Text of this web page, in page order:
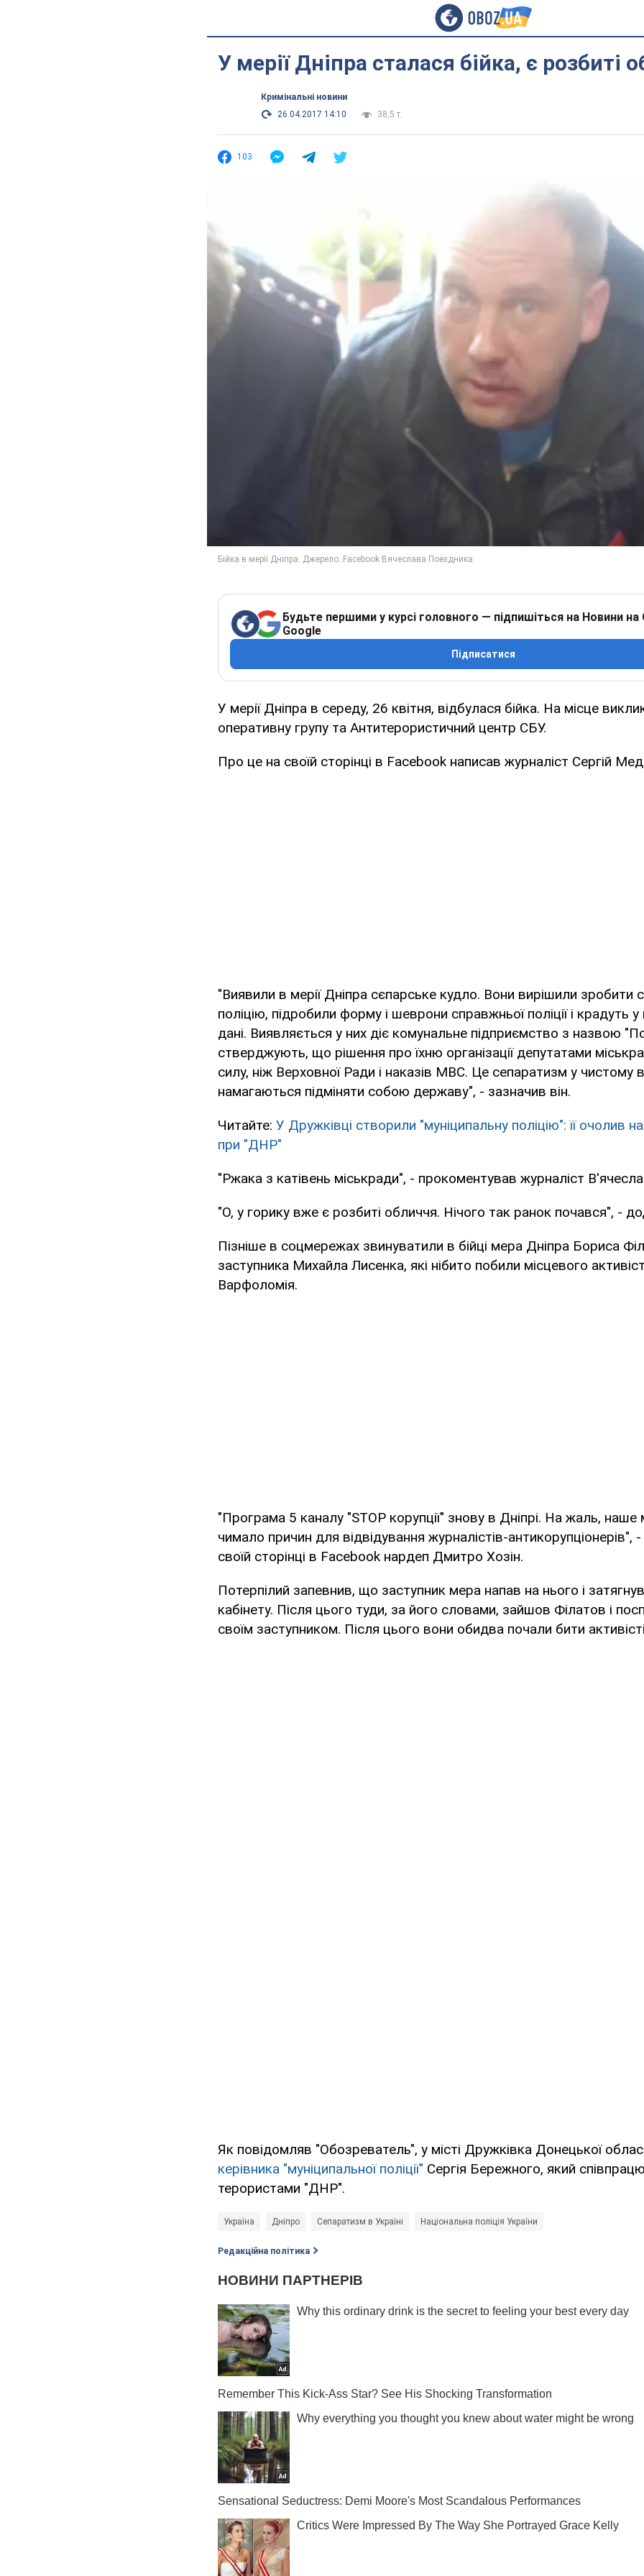
У мерії Дніпра сталася бійка, є розбиті
Кримінальні новини
26.04.2017 14:10
38,5 т.
103
Будьте першими у курсі головного — підпишіться на Новини на
Google
Підписатися
У мерії Дніпра в середу, 26 квітня, відбулася бійка. На місце
оперативну групу та Антитерористичний центр СБУ.
Про це на своїй сторінці в Facebook написав журналіст Сергій
"Виявили в мерії Дніпра сєпарське кудло. Вони вирішили зробити
поліцію, підробили форму і шеврони справжньої поліції і крадуть у
дані. Виявляється у них діє комунальне підприємство з назвою
стверджують, що рішення про їхню організації депутатами
силу, ніж Верховної Ради і наказів МВС. Це сепаратизм у чистому
намагаються підміняти собою державу", - зазначив він.
Читайте: У Дружківці створили "муніципальну поліцію": її очолив
при "ДНР"
"Ржака з катівень міськради", - прокоментував журналіст
"О, у горику вже є розбиті обличчя. Нічого так ранок почався", -
Пізніше в соцмережах звинуватили в бійці мера Дніпра Бориса
заступника Михайла Лисенка, які нібито побили місцевого
Варфоломія.
"Програма 5 каналу "STOP корупції" знову в Дніпрі. На жаль, наше
чимало причин для відвідування журналістів-антикорупціонерів",
своїй сторінці в Facebook нардеп Дмитро Хозін.
Потерпілий запевнив, що заступник мера напав на нього і
кабінету. Після цього туди, за його словами, зайшов Філатов і
своїм заступником. Після цього вони обидва почали бити
Як повідомляв "Обозреватель", у місті Дружківка Донецької
керівника "муніципальної поліції" Сергія Бережного, який
терористами "ДНР".
Україна Дніпро Сепаратизм в Україні Національна поліція України
Редакційна політика